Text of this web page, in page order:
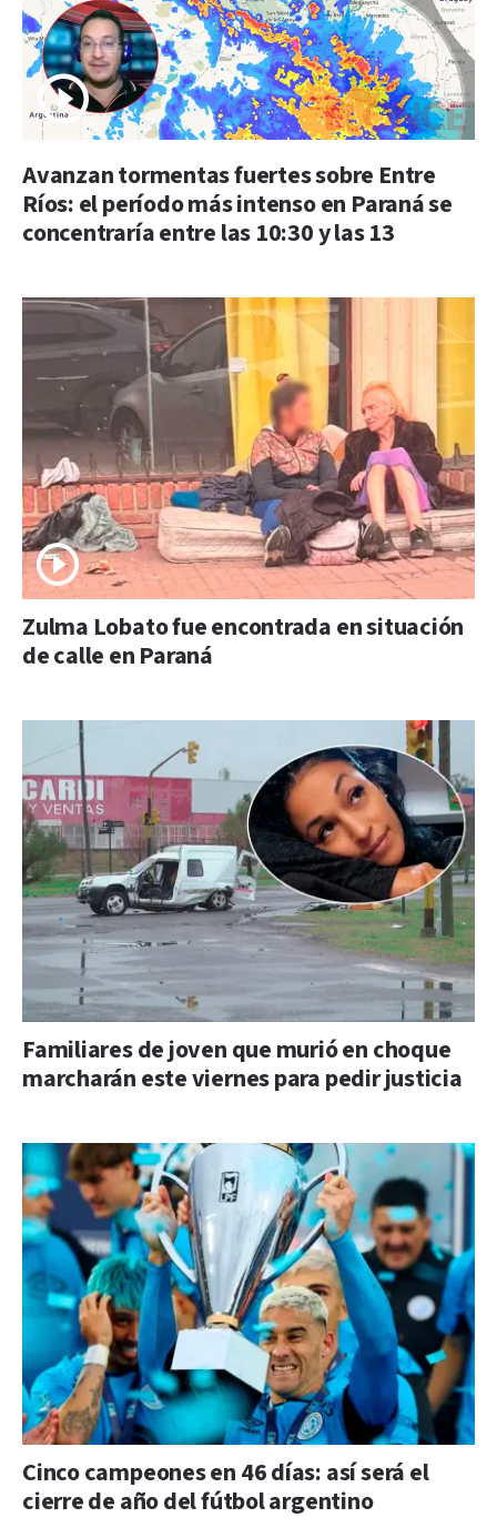
Avanzan tormentas fuertes sobre Entre
Ríos: el período más intenso en Paraná se
concentraría entre las 10:30 y las 13
Zulma Lobato fue encontrada en situación
de calle en Paraná
Familiares de joven que murió en choque
marcharán este viernes para pedir justicia
Cinco campeones en 46 días: así será el
cierre de año del fútbol argentino